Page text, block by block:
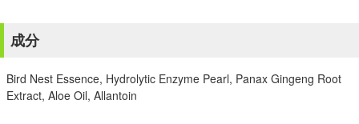
成分
Bird Nest Essence, Hydrolytic Enzyme Pearl, Panax Gingeng Root
Extract, Aloe Oil, Allantoin